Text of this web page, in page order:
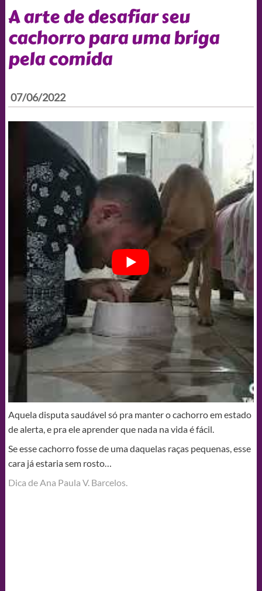
A arte de desafiar seu
cachorro para uma briga
pela comida
07/06/2022
Aquela disputa saudável só pra manter o cachorro em estado
de alerta, e pra ele aprender que nada na vida é fácil.
Se esse cachorro fosse de uma daquelas raças pequenas, esse
cara já estaria sem rosto…
Dica de Ana Paula V. Barcelos.